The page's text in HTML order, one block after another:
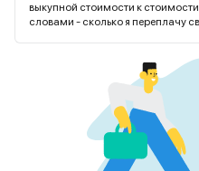
выкупной стоимости к
словами - сколько я переплачу